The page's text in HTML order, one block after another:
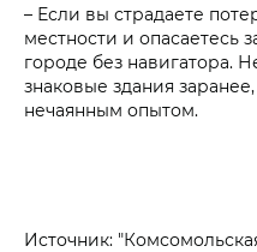
– Если вы страдаете
местности и опасаетесь
городе без навигатора.
знаковые здания
нечаянным опытом.
Источник: